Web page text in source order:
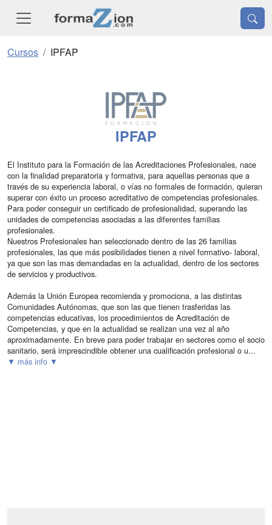
Cursos IPFAP
IPFAP
El Instituto para la Formación de las Acreditaciones Profesionales, nace
con la finalidad preparatoria y formativa, para aquellas personas que a
través de su experiencia laboral, o vías no formales de formación, quieran
superar con éxito un proceso acreditativo de competencias profesionales.
Para poder conseguir un certificado de profesionalidad, superando las
unidades de competencias asociadas a las diferentes familias
profesionales.
Nuestros Profesionales han seleccionado dentro de las 26 familias
profesionales, las que más posibilidades tienen a nivel formativo- laboral,
ya que son las mas demandadas en la actualidad, dentro de los sectores
de servicios y productivos.
Además la Unión Europea recomienda y promociona, a las distintas
Comunidades Autónomas, que son las que tienen trasferidas las
competencias educativas, los procedimientos de Acreditación de
Competencias, y que en la actualidad se realizan una vez al año
aproximadamente. En breve para poder trabajar en sectores como el socio
sanitario, será imprescindible obtener una cualificación profesional o u...
▼ más info ▼